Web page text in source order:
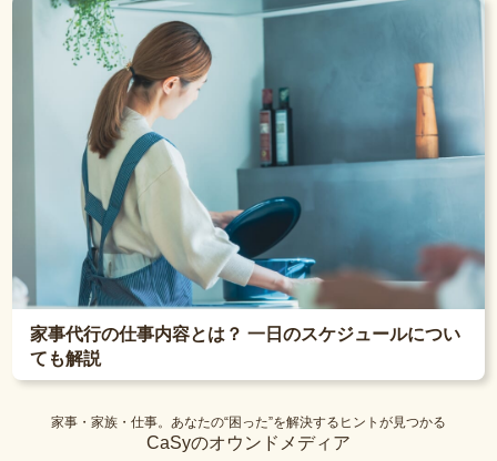
家事代行の仕事内容とは？ 一日のスケジュールについ
ても解説
家事・家族・仕事。あなたの“困った”を解決するヒントが見つかる
CaSyのオウンドメディア